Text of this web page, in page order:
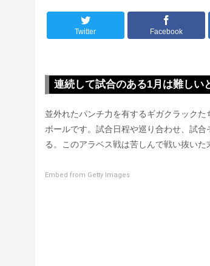
Twitter Facebook
連続して試合のある1月は難しい
並外れたパンチ力を有するギガクラック
ボールです。試合日程や巡り合わせ、試
る。このアラベス戦は苦しんで戦い抜いた
Embed from Getty Images